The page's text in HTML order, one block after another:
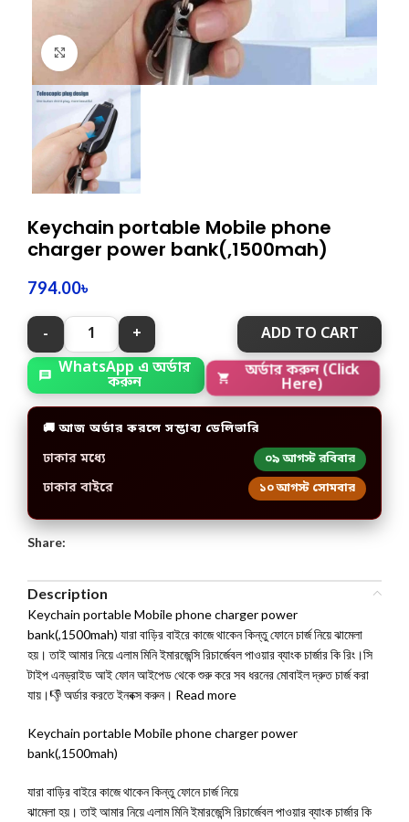
Click to enlarge
Keychain portable Mobile phone
charger power bank(,1500mah)
794.00৳
ADD TO CART
WhatsApp এ অর্ডার
করুন
অর্ডার করুন (Click
Here)
🚚 আজ অর্ডার করলে সম্ভাব্য ডেলিভারি
ঢাকার মধ্যে ০৯ আগস্ট রবিবার
ঢাকার বাইরে ১০ আগস্ট সোমবার
Share:
Description
Keychain portable Mobile phone charger power
bank(,1500mah) যারা বাড়ির বাইরে কাজে থাকেন কিন্তু ফোনে চার্জ নিয়ে ঝামেলা
হয়। তাই আমার নিয়ে এলাম মিনি ইমারজেন্সি রিচার্জেবল পাওয়ার ব্যাংক চার্জার কি রিং।সি
টাইপ এনড্রাইড আই ফোন আইপেড থেকে শুরু করে সব ধরনের মোবাইল দ্রুত চার্জ করা
যায়।👎 অর্ডার করতে ইনবক্স করুন। Read more
Keychain portable Mobile phone charger power
bank(,1500mah)
যারা বাড়ির বাইরে কাজে থাকেন কিন্তু ফোনে চার্জ নিয়ে
ঝামেলা হয়। তাই আমার নিয়ে এলাম মিনি ইমারজেন্সি রিচার্জেবল পাওয়ার ব্যাংক চার্জার কি